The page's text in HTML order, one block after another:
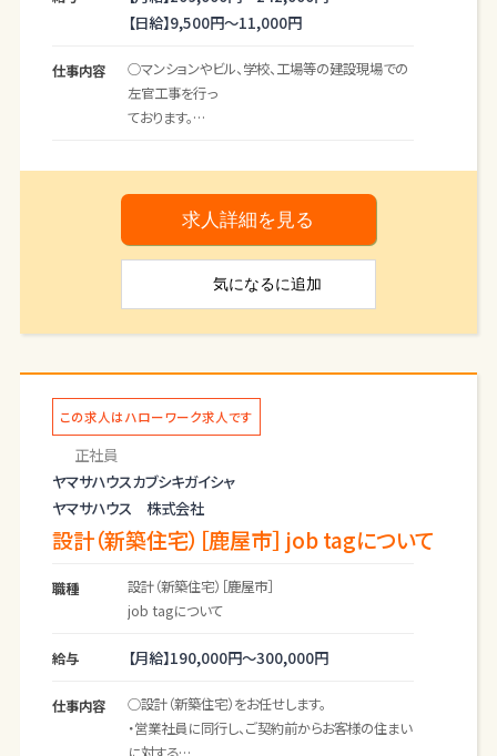
【日給】9,500円～11,000円
仕事内容
○マンションやビル、学校、工場等の建設現場での
左官工事を行っ
ております。
・ブロック積み、土間工事
＊左官
・外壁モルタル、漆喰塗替え、外壁補修、内部壁塗
建物の特性に合わせて、材料や使用するコテも変
化します。
左官工事、外構工事等、一つの現場で従業員が複
ベテランの職人、若手とそれぞれの力を発揮しな
がら毎日元気に業
求人詳細を見る
気になるに追加
この求人はハローワーク求人です
正社員
ヤマサハウスカブシキガイシャ
ヤマサハウス 株式会社
設計（新築住宅）［鹿屋市］ job tagについて
職種
設計（新築住宅）［鹿屋市］
job tagについて
給与 【月給】190,000円～300,000円
仕事内容
○設計（新築住宅）をお任せします。
・営業社員に同行し、ご契約前からお客様の住まい